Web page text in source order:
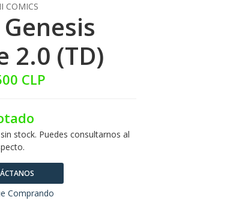
COMICS
2.0 (TD)
CLP
stock. Puedes consultarnos al
Comprando